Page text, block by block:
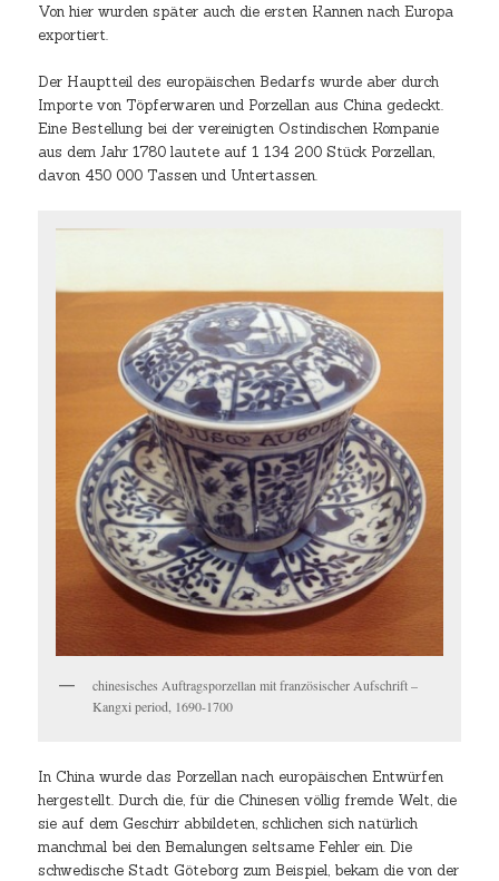
Von hier wurden später auch die ersten Kannen nach Europa
exportiert.
Der Hauptteil des europäischen Bedarfs wurde aber durch
Importe von Töpferwaren und Porzellan aus China gedeckt.
Eine Bestellung bei der vereinigten Ostindischen Kompanie
aus dem Jahr 1780 lautete auf 1 134 200 Stück Porzellan,
davon 450 000 Tassen und Untertassen.
chinesisches Auftragsporzellan mit französischer Aufschrift –
Kangxi period, 1690-1700
In China wurde das Porzellan nach europäischen Entwürfen
hergestellt. Durch die, für die Chinesen völlig fremde Welt, die
sie auf dem Geschirr abbildeten, schlichen sich natürlich
manchmal bei den Bemalungen seltsame Fehler ein. Die
schwedische Stadt Göteborg zum Beispiel, bekam die von der